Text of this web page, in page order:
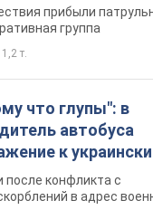
прибыли
группа
т.
что глупы": в
автобуса
к
за это.
после конфликта с
в адрес